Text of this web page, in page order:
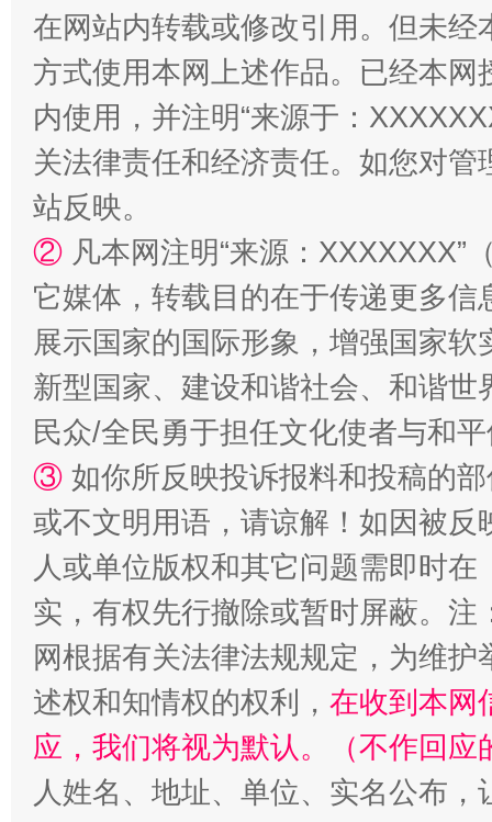
阿坝州三大球赛在茂县开幕
国家大学科技园优化重塑工作
在网站内转载或修改引用。但未
方式使用本网上述作品。已经本
内使用，并注明“来源于：
关法律责任和经济责任。如您对
站反映。
② 凡本网注明“来源：
它媒体，转载目的在于传递更多
展示国家的国际形象，增强国家
新型国家、建设和谐社会、和谐
民众/全民勇于担任文化使者与和
③ 如你所反映投诉报料和投稿的
或不文明用语，请谅解！如因被
人或单位版权和其它问题需即时在
实，有权先行撤除或暂时屏蔽。
网根据有关法律法规规定，为维
述权和知情权的权利， 在收到本网
应，我们将视为默认。（不作回应
人姓名、地址、单位、实名公布